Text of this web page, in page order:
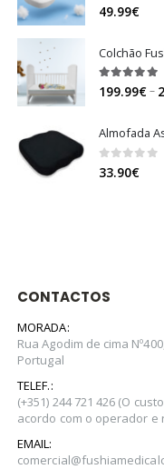
5.00out
49.99€
5.00out
199.99€–
Almofada
0out of
33.90€
CONTACTOS
MORADA:
Rua Agodim de cima
Portugal
TELEF.:
(+351) 244 721 426 (O
acordo com o operador
EMAIL: